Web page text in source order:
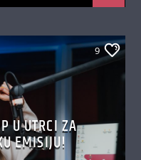
9
U UTRCI ZA
EMISIJU!